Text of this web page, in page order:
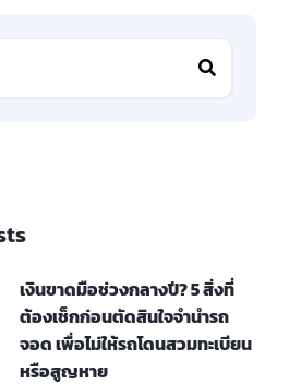
เงินขาดมือช่วงกลางปี? 5 สิ่งที่
ต้องเช็กก่อนตัดสินใจจำนำรถ
จอด เพื่อไม่ให้รถโดนสวมทะเบียน
หรือสูญหาย